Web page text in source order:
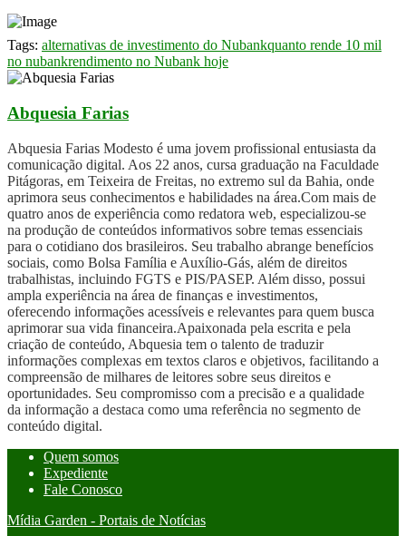
Tags: alternativas de investimento do Nubankquanto rende 10 mil
no nubankrendimento no Nubank hoje
Abquesia Farias
Abquesia Farias Modesto é uma jovem profissional entusiasta da
comunicação digital. Aos 22 anos, cursa graduação na Faculdade
Pitágoras, em Teixeira de Freitas, no extremo sul da Bahia, onde
aprimora seus conhecimentos e habilidades na área.Com mais de
quatro anos de experiência como redatora web, especializou-se
na produção de conteúdos informativos sobre temas essenciais
para o cotidiano dos brasileiros. Seu trabalho abrange benefícios
sociais, como Bolsa Família e Auxílio-Gás, além de direitos
trabalhistas, incluindo FGTS e PIS/PASEP. Além disso, possui
ampla experiência na área de finanças e investimentos,
oferecendo informações acessíveis e relevantes para quem busca
aprimorar sua vida financeira.Apaixonada pela escrita e pela
criação de conteúdo, Abquesia tem o talento de traduzir
informações complexas em textos claros e objetivos, facilitando a
compreensão de milhares de leitores sobre seus direitos e
oportunidades. Seu compromisso com a precisão e a qualidade
da informação a destaca como uma referência no segmento de
conteúdo digital.
Quem somos
Expediente
Fale Conosco
Mídia Garden - Portais de Notícias